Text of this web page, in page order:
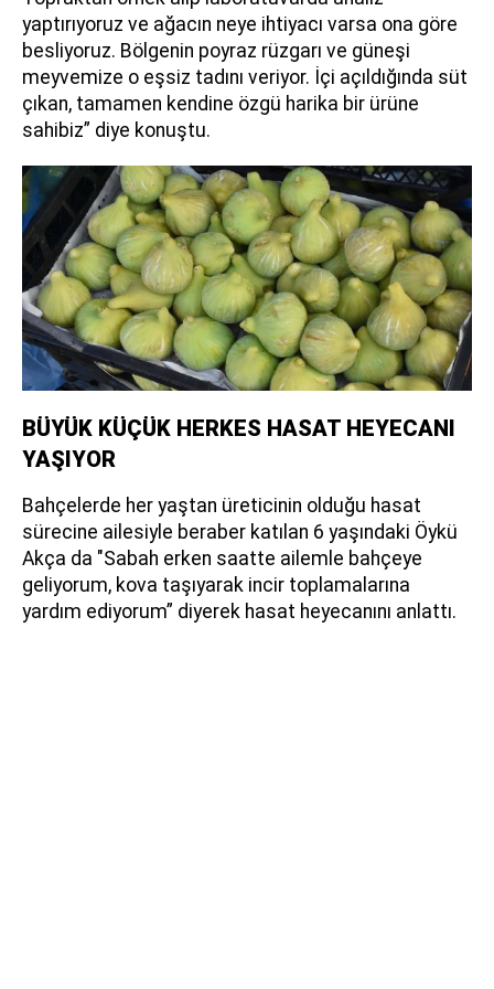
yaptırıyoruz ve ağacın neye ihtiyacı varsa ona göre
besliyoruz. Bölgenin poyraz rüzgarı ve güneşi
meyvemize o eşsiz tadını veriyor. İçi açıldığında süt
çıkan, tamamen kendine özgü harika bir ürüne
sahibiz” diye konuştu.
BÜYÜK KÜÇÜK HERKES HASAT HEYECANI
YAŞIYOR
Bahçelerde her yaştan üreticinin olduğu hasat
sürecine ailesiyle beraber katılan 6 yaşındaki Öykü
Akça da "Sabah erken saatte ailemle bahçeye
geliyorum, kova taşıyarak incir toplamalarına
yardım ediyorum” diyerek hasat heyecanını anlattı.